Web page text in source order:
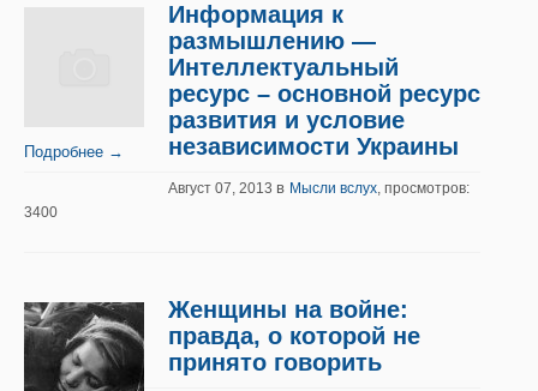
Подробнее →
Информация к
размышлению —
Интеллектуальный
ресурс – основной ресурс
развития и условие
независимости Украины
Август 07, 2013 в Мысли вслух, просмотров:
3400
Женщины на войне:
правда, о которой не
принято говорить